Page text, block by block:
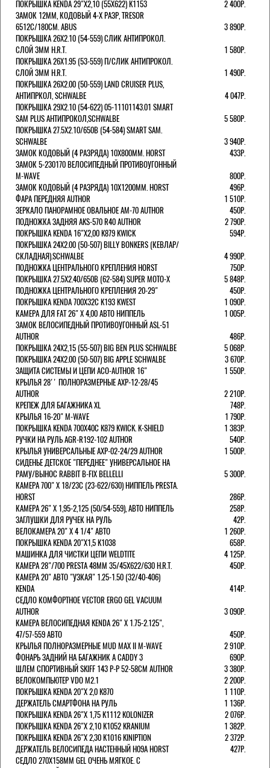
ПОКРЫШКА KENDA 29"Х2,10 (55X622) K1153
2 400Р.
ЗАМОК 12ММ, КОДОВЫЙ 4-Х РАЗР, TRESOR
6512C/180СМ. ABUS
3 890Р.
ПОКРЫШКА 26X2.10 (54-559) СЛИК АНТИПРОКОЛ.
СЛОЙ 3ММ H.R.T.
1 580Р.
ПОКРЫШКА 26X1.95 (53-559) П/СЛИК АНТИПРОКОЛ.
СЛОЙ 3ММ H.R.T.
1 490Р.
ПОКРЫШКА 26X2.00 (50-559) LAND CRUISER PLUS,
АНТИПРКОЛ, SCHWALBE
4 047Р.
ПОКРЫШКА 29X2.10 (54-622) 05-11101143.01 SMART
SAM PLUS АНТИПРОКОЛ,SCHWALBE
5 580Р.
ПОКРЫШКА 27.5X2.10/650B (54-584) SMART SAM.
SCHWALBE
3 940Р.
ЗАМОК КОДОВЫЙ (4 РАЗРЯДА) 10Х800ММ. HORST
433Р.
ЗАМОК 5-230170 ВЕЛОСИПЕДНЫЙ ПРОТИВОУГОННЫЙ
M-WAVE
800Р.
ЗАМОК КОДОВЫЙ (4 РАЗРЯДА) 10Х1200ММ. HORST
496Р.
ФАРА ПЕРЕДНЯЯ AUTHOR
1 510Р.
ЗЕРКАЛО ПАНОРАМНОЕ ОВАЛЬНОЕ AM-70 AUTHOR
450Р.
ПОДНОЖКА ЗАДНЯЯ AKS-570 R40 AUTHOR
2 790Р.
ПОКРЫШКА KENDA 16"Х2,00 K879 KWICK
594Р.
ПОКРЫШКА 24X2.00 (50-507) BILLY BONKERS (КЕВЛАР/
СКЛАДНАЯ).SCHWALBE
4 990Р.
ПОДНОЖКА ЦЕНТРАЛЬНОГО КРЕПЛЕНИЯ HORST
750Р.
ПОКРЫШКА 27.5X2.40/650B (62-584) SUPER MOTO-X
5 848Р.
ПОДНОЖКА ЦЕНТРАЛЬНОГО КРЕПЛЕНИЯ 20-29"
450Р.
ПОКРЫШКА KENDA 700Х32С K193 KWEST
1 090Р.
КАМЕРА ДЛЯ FAT 26" X 4,00 АВТО НИППЕЛЬ
1 005Р.
ЗАМОК ВЕЛОСИПЕДНЫЙ ПРОТИВОУГОННЫЙ ASL-51
AUTHOR
486Р.
ПОКРЫШКА 24X2,15 (55-507) BIG BEN PLUS SCHWALBE
5 068Р.
ПОКРЫШКА 24X2.00 (50-507) BIG APPLE SCHWALBE
3 670Р.
ЗАЩИТА СИСТЕМЫ И ЦЕПИ ACO-AUTHOR 16"
1 550Р.
КРЫЛЬЯ 28'' ПОЛНОРАЗМЕРНЫЕ AXP-12-28/45
AUTHOR
2 210Р.
КРЕПЕЖ ДЛЯ БАГАЖНИКА XL
748Р.
КРЫЛЬЯ 16-20" M-WAVE
1 790Р.
ПОКРЫШКА KENDA 700Х40С K879 KWICK. K-SHIELD
1 383Р.
РУЧКИ НА РУЛЬ AGR-R192-102 AUTHOR
540Р.
КРЫЛЬЯ УНИВЕРСАЛЬНЫЕ AXP-02-24/29 AUTHOR
1 500Р.
СИДЕНЬЕ ДЕТСКОЕ "ПЕРЕДНЕЕ" УНИВЕРСАЛЬНОЕ НА
РАМУ/ВЫНОС RABBIT B-FIX BELLELLI
5 300Р.
КАМЕРА 700" Х 18/23C (23-622/630) НИППЕЛЬ PRESTA.
HORST
286Р.
КАМЕРА 26" X 1,95-2,125 (50/54-559), АВТО НИППЕЛЬ
258Р.
ЗАГЛУШКИ ДЛЯ РУЧЕК НА РУЛЬ
42Р.
ВЕЛОКАМЕРА 20" Х 4 1/4" АВТО
1 260Р.
ПОКРЫШКА KENDA 20"Х1,5 K1038
658Р.
МАШИНКА ДЛЯ ЧИСТКИ ЦЕПИ WELDTITE
4 125Р.
КАМЕРА 28"/700 PRESTA 48ММ 35/45Х622/630 H.R.T.
450Р.
КАМЕРА 20" АВТО "УЗКАЯ" 1.25-1.50 (32/40-406)
KENDA
414Р.
СЕДЛО КОМФОРТНОЕ VECTOR ERGO GEL VACUUM
AUTHOR
3 090Р.
КАМЕРА ВЕЛОСИПЕДНАЯ KENDA 26" Х 1.75-2.125",
47/57-559 АВТО
450Р.
КРЫЛЬЯ ПОЛНОРАЗМЕРНЫЕ MUD MAX II M-WAVE
2 910Р.
ФОНАРЬ ЗАДНИЙ НА БАГАЖНИК A CADDY 3
690Р.
ШЛЕМ СПОРТИВНЫЙ SKIFF 143 Р-Р 52-58СМ AUTHOR
3 380Р.
ВЕЛОКОМПЬЮТЕР VDO M2.1
2 200Р.
ПОКРЫШКА KENDA 20"Х 2,0 K870
1 110Р.
ДЕРЖАТЕЛЬ СМАРТФОНА НА РУЛЬ
1 136Р.
ПОКРЫШКА KENDA 26"Х 1,75 K1112 KOLONIZER
2 076Р.
ПОКРЫШКА KENDA 26"Х 2,10 K1052 KRANIUM
1 382Р.
ПОКРЫШКА KENDA 26"Х 2,30 K1016 KINIPTION
2 372Р.
ДЕРЖАТЕЛЬ ВЕЛОСИПЕДА НАСТЕННЫЙ H09A HORST
427Р.
СЕДЛО 270Х158ММ GEL ОЧЕНЬ МЯГКОЕ. С